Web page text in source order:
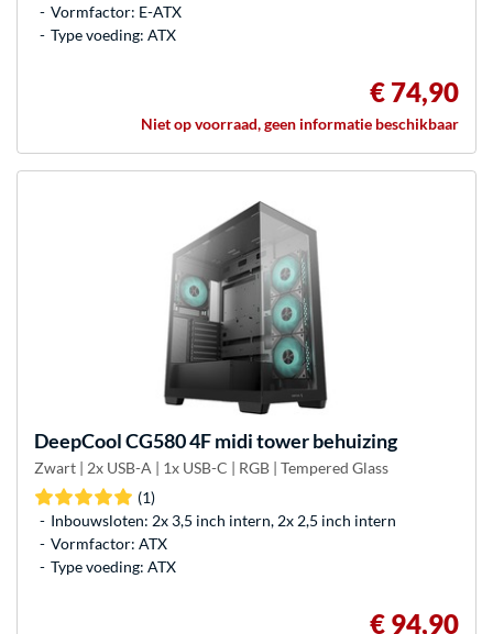
Vormfactor: E-ATX
Type voeding: ATX
€ 74,90
Niet op voorraad, geen informatie beschikbaar
DeepCoolCG580 4F midi tower behuizing
Zwart | 2x USB-A | 1x USB-C | RGB | Tempered Glass
(1)
Inbouwsloten: 2x 3,5 inch intern, 2x 2,5 inch intern
Vormfactor: ATX
Type voeding: ATX
€ 94,90